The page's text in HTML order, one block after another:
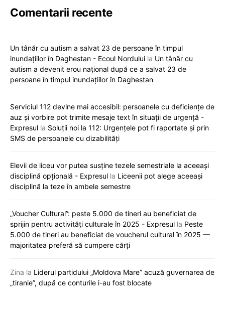
Comentarii recente
Un tânăr cu autism a salvat 23 de persoane în timpul
inundațiilor în Daghestan - Ecoul Nordului la Un tânăr cu
autism a devenit erou național după ce a salvat 23 de
persoane în timpul inundațiilor în Daghestan
Serviciul 112 devine mai accesibil: persoanele cu deficiențe de
auz și vorbire pot trimite mesaje text în situații de urgență -
Expresul la Soluții noi la 112: Urgențele pot fi raportate și prin
SMS de persoanele cu dizabilități
Elevii de liceu vor putea susține tezele semestriale la aceeași
disciplină opțională - Expresul la Liceenii pot alege aceeași
disciplină la teze în ambele semestre
„Voucher Cultural”: peste 5.000 de tineri au beneficiat de
sprijin pentru activități culturale în 2025 - Expresul la Peste
5.000 de tineri au beneficiat de voucherul cultural în 2025 —
majoritatea preferă să cumpere cărți
Zina la Liderul partidului „Moldova Mare” acuză guvernarea de
„tiranie”, după ce conturile i-au fost blocate